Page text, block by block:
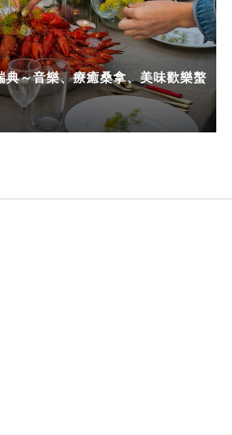
典～音樂、療癒桑拿、美味歡樂螯